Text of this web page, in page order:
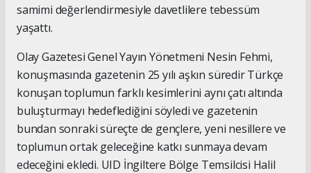
samimi değerlendirmesiyle davetlilere tebessüm
yaşattı.
Olay Gazetesi Genel Yayın Yönetmeni Nesin Fehmi,
konuşmasında gazetenin 25 yılı aşkın süredir Türkçe
konuşan toplumun farklı kesimlerini aynı çatı altında
buluşturmayı hedeflediğini söyledi ve gazetenin
bundan sonraki süreçte de gençlere, yeni nesillere ve
toplumun ortak geleceğine katkı sunmaya devam
edeceğini ekledi. UID İngiltere Bölge Temsilcisi Halil